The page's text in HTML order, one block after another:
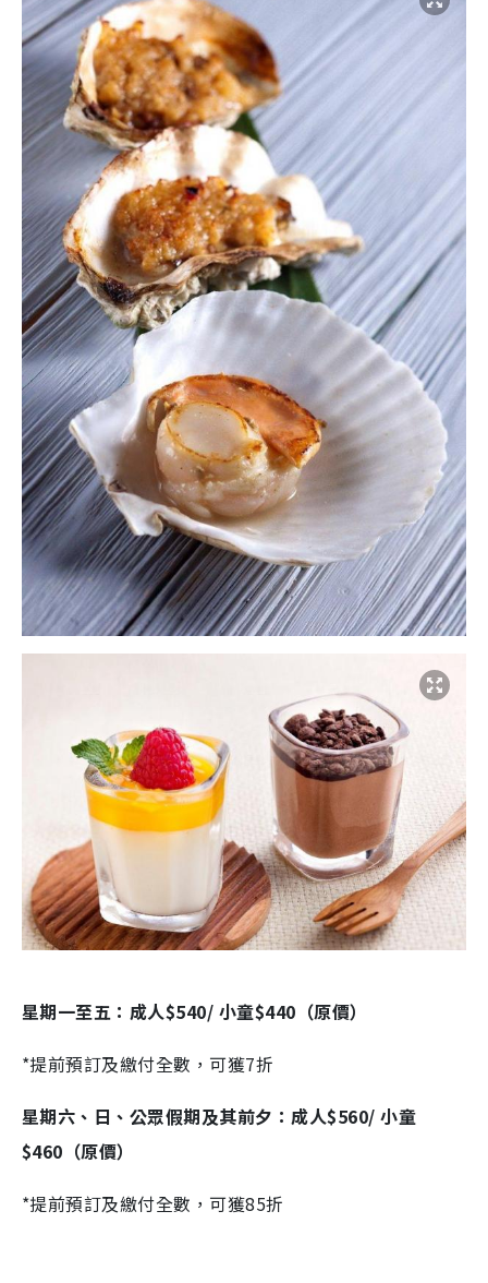
星期一至五：成人$540/ 小童$440（原價）
*提前預訂及繳付全數，可獲7折
星期六、日、公眾假期及其前夕：成人$560/ 小童
$460（原價）
*提前預訂及繳付全數，可獲85折